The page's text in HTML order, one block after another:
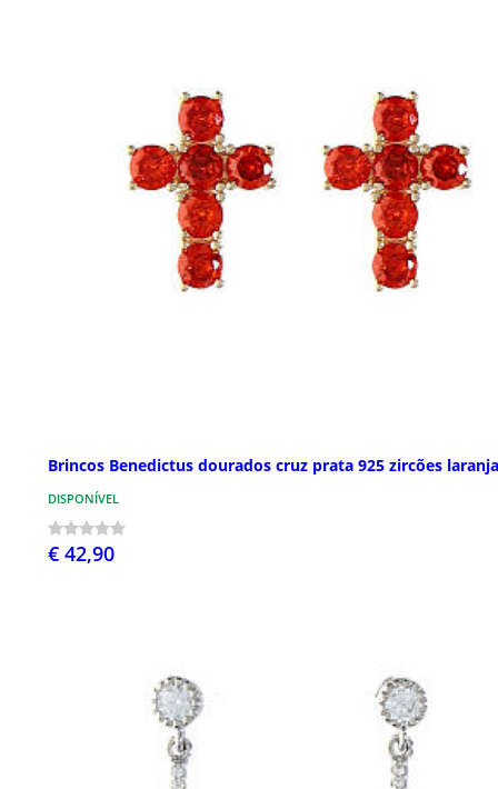
Brincos Benedictus dourados cruz prata 925 zircões laranja
DISPONÍVEL
€ 42,90